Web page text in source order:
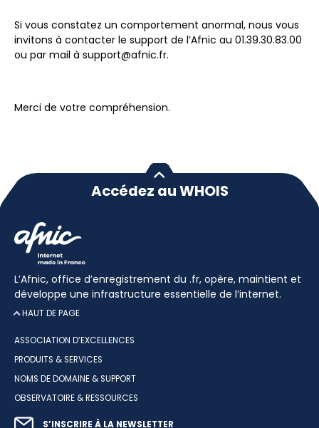
Si vous constatez un comportement anormal, nous vous
invitons à contacter le support de l’Afnic au 01.39.30.83.00
ou par mail à support@afnic.fr.
Merci de votre compréhension.
Accédez au WHOIS
L’Afnic, office d’enregistrement du .fr, opère, maintient et
développe une infrastructure essentielle de l’internet.
HAUT DE PAGE
ASSOCIATION D’EXCELLENCES
PRODUITS & SERVICES
NOMS DE DOMAINE & SUPPORT
OBSERVATOIRE & RESSOURCES
S’INSCRIRE À LA NEWSLETTER